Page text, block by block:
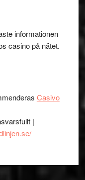
informationen
casino på nätet.
Casivo
|